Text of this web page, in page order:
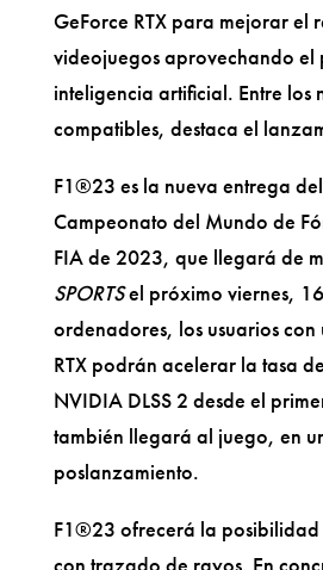
GeForce RTX para mejorar el
videojuegos aprovechando el
inteligencia artificial. Entre los
compatibles, destaca el
F1®23 es la nueva entrega
Campeonato del Mundo de
FIA de 2023, que llegará de
SPORTSel próximo viernes,
ordenadores, los usuarios con
RTX podrán acelerar la tasa de
NVIDIA DLSS 2 desde el
también llegará al juego, en
poslanzamiento.
F1®23 ofrecerá la posibilidad
con trazado de rayos. En